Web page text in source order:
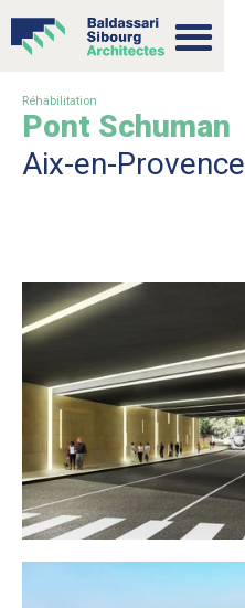
Réhabilitation
Pont Schuman
Aix-en-Provence